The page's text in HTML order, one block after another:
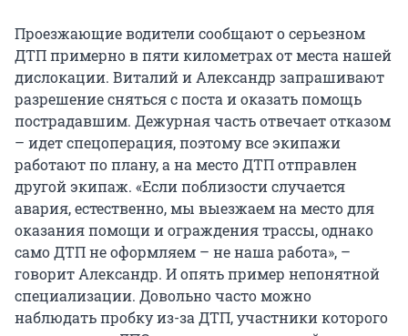
Проезжающие водители сообщают о серьезном
ДТП примерно в пяти километрах от места нашей
дислокации. Виталий и Александр запрашивают
разрешение сняться с поста и оказать помощь
пострадавшим. Дежурная часть отвечает отказом
– идет спецоперация, поэтому все экипажи
работают по плану, а на место ДТП отправлен
другой экипаж. «Если поблизости случается
авария, естественно, мы выезжаем на место для
оказания помощи и ограждения трассы, однако
само ДТП не оформляем – не наша работа», –
говорит Александр. И опять пример непонятной
специализации. Довольно часто можно
наблюдать пробку из-за ДТП, участники которого